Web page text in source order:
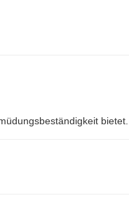
bietet.